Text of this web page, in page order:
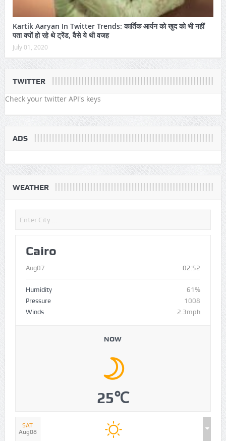
Kartik Aaryan In Twitter Trends: कार्तिक आर्यन को खुद को भी नहीं
पता क्यों हो रहे थे ट्रेंड, वैसे ये थी वजह
July 01, 2020
TWITTER
Check your twitter API's keys
ADS
WEATHER
Cairo
Aug07 02:52
Humidity
61%
Pressure
1008
Winds
2.3mph
NOW
25℃
SAT
Aug08